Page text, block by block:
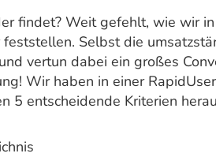
findet? Weit gefehlt, wie wir
Selbst die
vertun dabei ein großes
Wir haben in einer
5 entscheidende Kriterien